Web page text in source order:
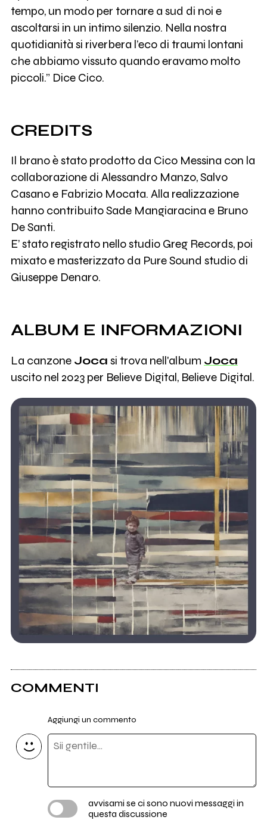
tempo, un modo per tornare a sud di noi e
ascoltarsi in un intimo silenzio. Nella nostra
quotidianità si riverbera l’eco di traumi lontani
che abbiamo vissuto quando eravamo molto
piccoli.” Dice Cico.
CREDITS
Il brano è stato prodotto da Cico Messina con la
collaborazione di Alessandro Manzo, Salvo
Casano e Fabrizio Mocata. Alla realizzazione
hanno contribuito Sade Mangiaracina e Bruno
De Santi.
E’ stato registrato nello studio Greg Records, poi
mixato e masterizzato da Pure Sound studio di
Giuseppe Denaro.
ALBUM E INFORMAZIONI
La canzone Joca si trova nell'album Joca
uscito nel 2023 per Believe Digital, Believe Digital.
COMMENTI
Aggiungi un commento
avvisami se ci sono nuovi messaggi in
questa discussione